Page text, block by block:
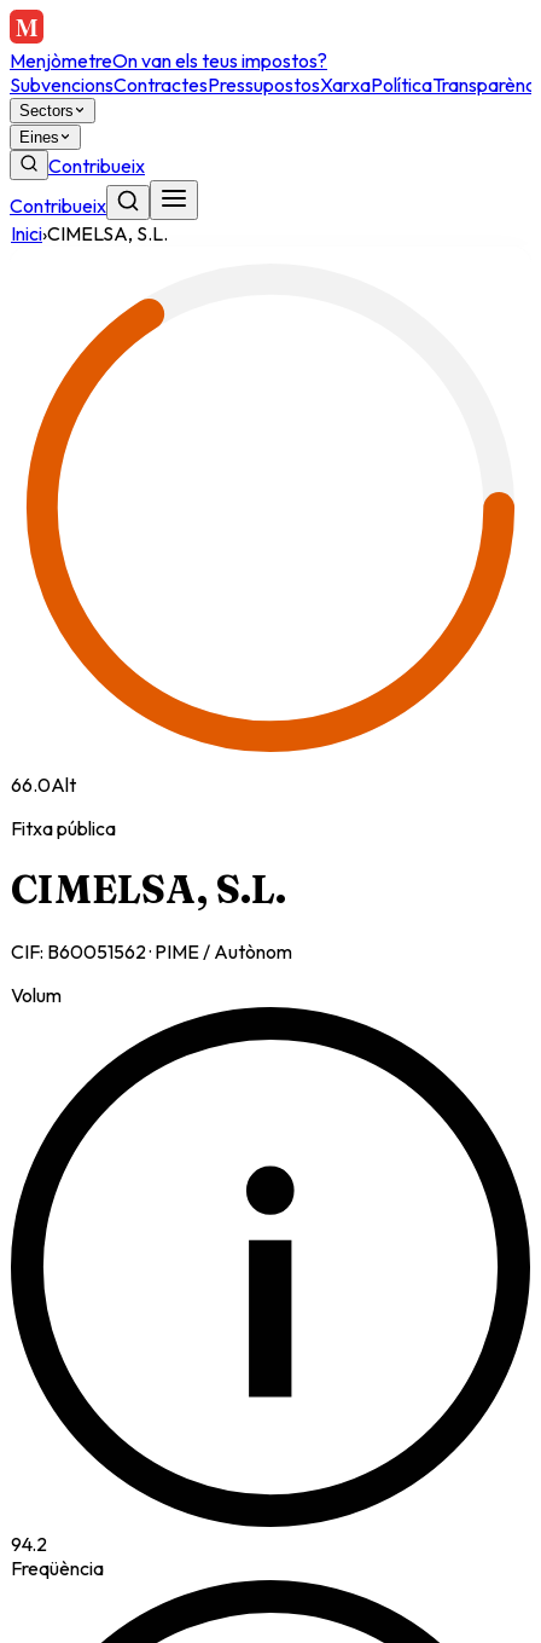
MenjòmetreOn van els teus impostos?
SubvencionsContractesPressupostosXarxaPolítica
Sectors
Eines
Contribueix
Contribueix
Inici›CIMELSA, S.L.
66.0Alt
Fitxa pública
CIMELSA, S.L.
CIF: B60051562· PIME / Autònom
Volum
i
94.2
Freqüència